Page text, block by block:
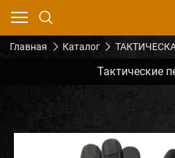
Главная Каталог
Тактические